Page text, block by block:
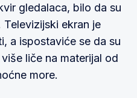
gledalaca, bilo da su
ekran je
a ispostaviće se da su
liče na materijal od
more.